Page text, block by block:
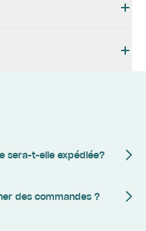
sera-t-elle expédiée?
des commandes ?